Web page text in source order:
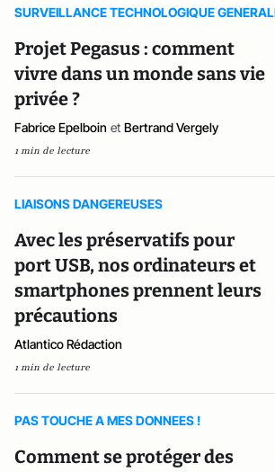
SURVEILLANCE TECHNOLOGIQUE
Projet Pegasus : comment
vivre dans un monde sans vie
privée ?
Fabrice Epelboin et Bertrand Vergely
1 min de lecture
LIAISONS DANGEREUSES
Avec les préservatifs pour
port USB, nos ordinateurs et
smartphones prennent leurs
précautions
Atlantico Rédaction
1 min de lecture
PAS TOUCHE A MES DONNEES !
Comment se protéger des